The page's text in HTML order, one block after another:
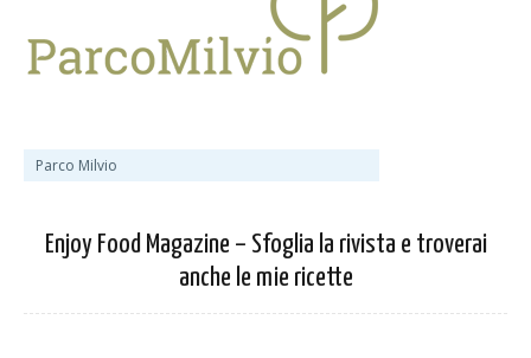
Parco Milvio
Enjoy Food Magazine – Sfoglia la rivista e troverai
anche le mie ricette